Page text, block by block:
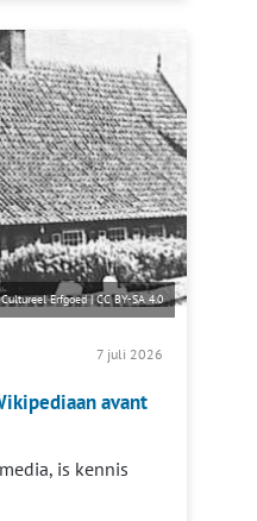
Erfgoed|CC BY-SA 4.0
7 juli 2026
avant
is kennis